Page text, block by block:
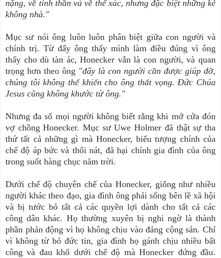
nặng, về tinh thần và về thể xác, nhưng đặc biệt những kẻ
không nhà."
Mục sư nói ông luôn luôn phân biệt giữa con người và
chính trị. Từ đấy ông thấy mình làm điều đúng vì ông
thấy cho dù tàn ác, Honecker vẫn là con người, và quan
trọng hơn theo ông "đây là con người cần được giúp đỡ,
chúng tôi không thể khiến cho ông thất vọng. Đức Chúa
Jesus cũng không khước từ ông."
Nhưng đa số mọi người không biết rằng khi mở cửa đón
vợ chồng Honecker. Mục sư Uwe Holmer đã thật sự tha
thứ tất cả những gì mà Honecker, biểu tượng chính của
chế độ áp bức và thối nát, đã hại chính gia đình của ông
trong suốt hàng chục năm trời.
Dưới chế độ chuyên chế của Honecker, giống như nhiều
người khác theo đạo, gia đình ông phải sống bên lề xã hội
và bị tước bỏ tất cả các quyền lợi dành cho tất cả các
công dân khác. Họ thường xuyên bị nghi ngờ là thành
phần phản động vì họ không chịu vào đảng cộng sản. Chỉ
vì không từ bỏ đức tin, gia đình họ gánh chịu nhiều bất
công và đau khổ dưới chế độ mà Honecker đứng đầu.